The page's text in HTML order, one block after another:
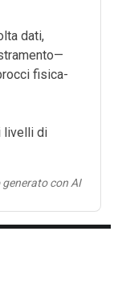
dati,
fisica-
livelli di
con AI